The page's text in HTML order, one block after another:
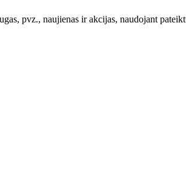
pvz., naujienas ir akcijas, naudojant